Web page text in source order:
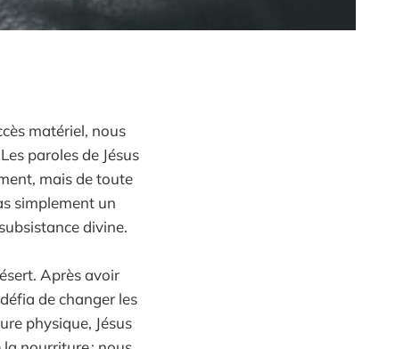
matériel, nous
paroles de Jésus
mais de toute
simplement un
divine.
Après avoir
de changer les
physique, Jésus